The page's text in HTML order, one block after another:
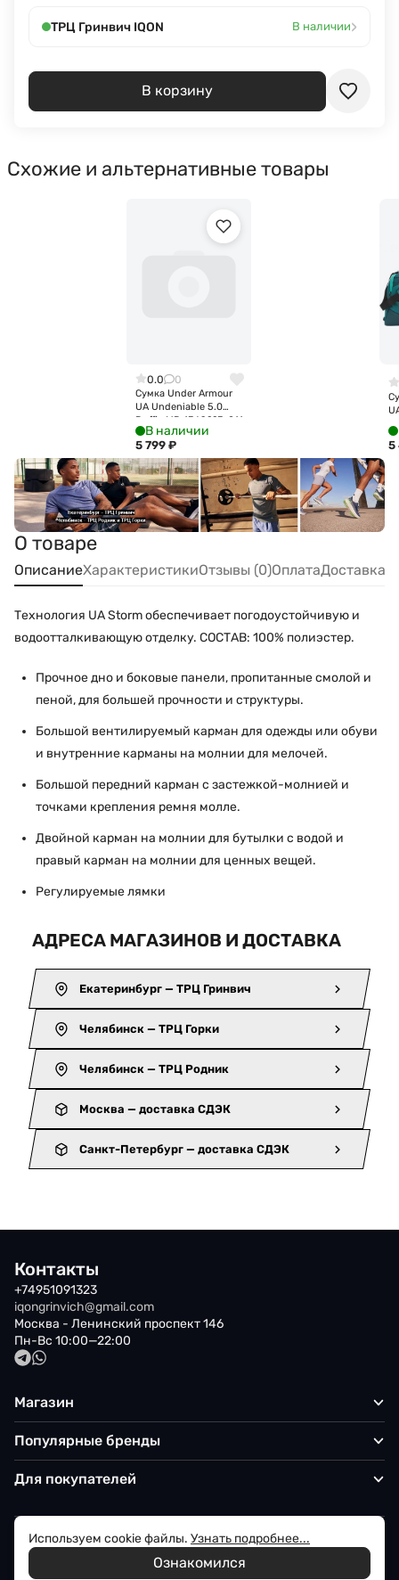
ТРЦ Гринвич IQON В наличии›
В корзину
Схожие и альтернативные товары
0.0 0
Сумка Under Armour
UA Undeniable 5.0
Duffle MD 1369223-011
В наличии
5 799 ₽ 5
О товаре
ОписаниеХарактеристикиОтзывы (0)ОплатаДоставка
Технология UA Storm обеспечивает погодоустойчивую и
водоотталкивающую отделку. СОСТАВ: 100% полиэстер.
Прочное дно и боковые панели, пропитанные смолой и
пеной, для большей прочности и структуры.
Большой вентилируемый карман для одежды или обуви
и внутренние карманы на молнии для мелочей.
Большой передний карман с застежкой-молнией и
точками крепления ремня молле.
Двойной карман на молнии для бутылки с водой и
правый карман на молнии для ценных вещей.
Регулируемые лямки
АДРЕСА МАГАЗИНОВ И ДОСТАВКА
Екатеринбург — ТРЦ Гринвич
Челябинск — ТРЦ Горки
Челябинск — ТРЦ Родник
Москва — доставка СДЭК
Санкт-Петербург — доставка СДЭК
Контакты
+74951091323
iqongrinvich@gmail.com
Москва - Ленинский проспект 146
Пн-Вс 10:00—22:00
Магазин
Популярные бренды
Для покупателей
© 2026 Iqon - Магазин вашего стиля
Политика обработки персональных данных
Используем cookie файлы. Узнать подробнее...
Ознакомился